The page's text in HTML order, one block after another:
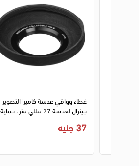
غطاء وواقي عدسة كاميرا التصوير
جينرال لعدسة 77 مللي متر ، حماية
37 جنيه